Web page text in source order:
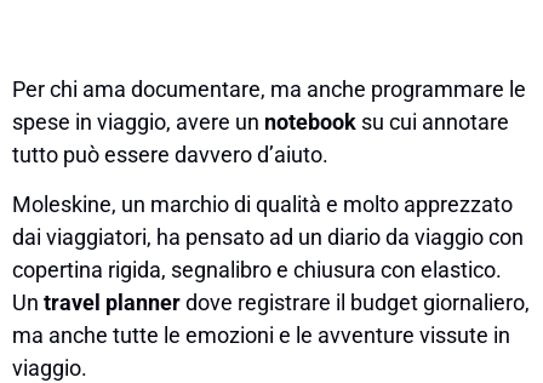
Per chi ama documentare, ma anche programmare le
spese in viaggio, avere un notebook su cui annotare
tutto può essere davvero d’aiuto.
Moleskine, un marchio di qualità e molto apprezzato
dai viaggiatori, ha pensato ad un diario da viaggio con
copertina rigida, segnalibro e chiusura con elastico.
Un travel plannerdove registrare il budget giornaliero,
ma anche tutte le emozioni e le avventure vissute in
viaggio.